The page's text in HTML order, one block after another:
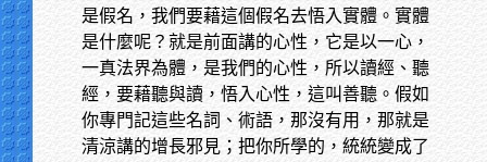
是假名，我們要藉這個假名去悟入實體。實體
是什麼呢？就是前面講的心性，它是以一心，
一真法界為體，是我們的心性，所以讀經、聽
經，要藉聽與讀，悟入心性，這叫善聽。假如
你專門記這些名詞、術語，那沒有用，那就是
清涼講的增長邪見；把你所學的，統統變成了